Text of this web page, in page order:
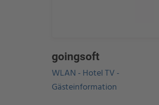
goingsoft
WLAN - Hotel TV -
Gästeinformation